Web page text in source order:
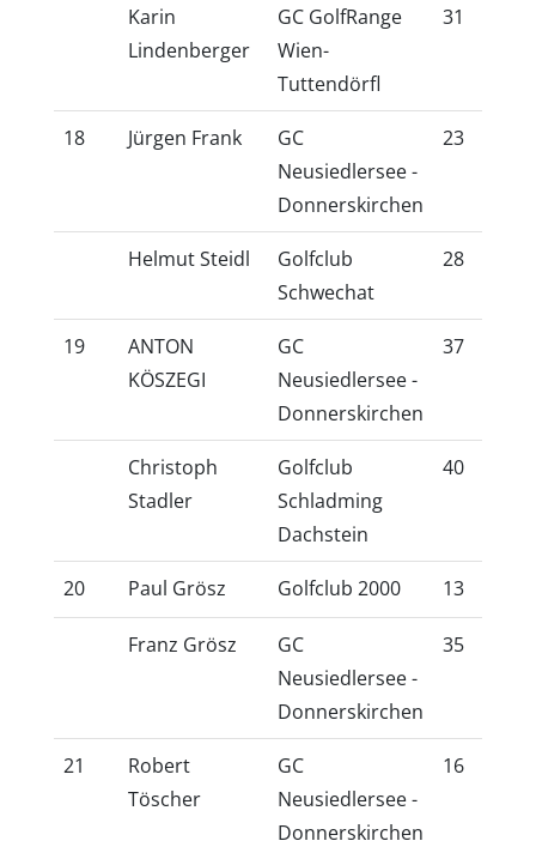
Karin
Lindenberger
GC GolfRange
Wien-
Tuttendörfl
31
18 Jürgen Frank
GC
Neusiedlersee -
Donnerskirchen
23
Helmut Steidl
Golfclub
Schwechat
28
19
ANTON
KÖSZEGI
GC
Neusiedlersee -
Donnerskirchen
37
Christoph
Stadler
Golfclub
Schladming
Dachstein
40
20 Paul Grösz Golfclub 2000 13
Franz Grösz
GC
Neusiedlersee -
Donnerskirchen
35
21
Robert
Töscher
GC
Neusiedlersee -
Donnerskirchen
16